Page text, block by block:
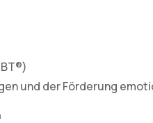
und der Förderung